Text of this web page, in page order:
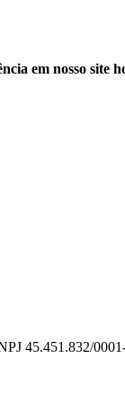
em nosso site
45.451.832/